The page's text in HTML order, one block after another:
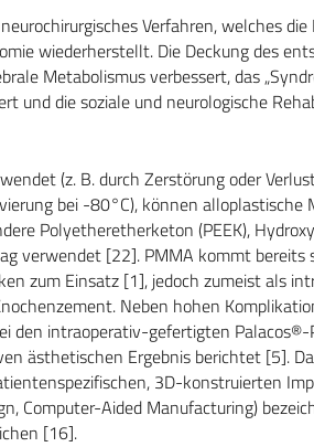
Verfahren, welches
wiederherstellt. Die Deckung des
Metabolismus verbessert, das
und die soziale und neurologische
(z. B. durch Zerstörung oder
bei -80°C), können alloplastische
Polyetheretherketon (PEEK),
verwendet [22]. PMMA kommt bereits
zum Einsatz [1], jedoch zumeist als
Neben hohen
den intraoperativ-gefertigten
ästhetischen Ergebnis berichtet [5].
3D-konstruierten
Computer-Aided Manufacturing)
[16].